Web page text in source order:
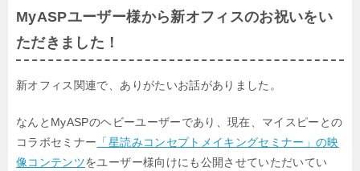
MyASPユーザー様から新オフィスのお祝いをい
ただきました！
新オフィス関連で、ありがたいお話がありました。
なんとMyASPのヘビーユーザーであり、現在、マイスピーとの
コラボセミナー 「星読みコンセプトメイキングセミナー」の映
像コンテンツをユーザー様向けにも公開させていただいてい